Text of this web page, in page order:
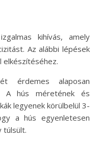
kihívás, amely
Az alábbi lépések
érdemes alaposan
A hús méretének és
legyenek körülbelül 3-
a hús egyenletesen
túlsült.